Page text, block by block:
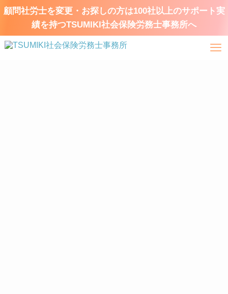
顧問社労士を変更・お探しの方は100社以上のサポート実
績を持つTSUMIKI社会保険労務士事務所へ